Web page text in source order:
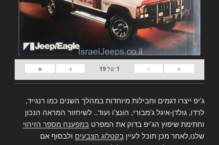
«
‹
1 של19
›
»
ג'יפ ייצרו דגמים וחבילות מיוחדות במהלך השנים כמו רנגייד,
לרדו, גולדן-איגל ג'מבורי, הונצ'ו ועוד.. לשיחזור המראה הנכון
וחתימת שיפוץ הג'יפ בדוק את המפרט במפענח מספר הזיהוי
שלנו,לאחר מכן תוכל לעיין בקטלוג הצבעים ולבסוף אם